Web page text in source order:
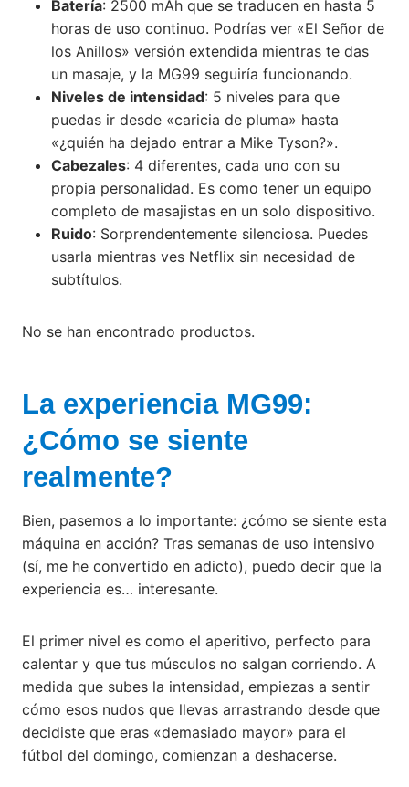
Batería: 2500 mAh que se traducen en hasta 5
horas de uso continuo. Podrías ver «El Señor de
los Anillos» versión extendida mientras te das
un masaje, y la MG99 seguiría funcionando.
Niveles de intensidad: 5 niveles para que
puedas ir desde «caricia de pluma» hasta
«¿quién ha dejado entrar a Mike Tyson?».
Cabezales: 4 diferentes, cada uno con su
propia personalidad. Es como tener un equipo
completo de masajistas en un solo dispositivo.
Ruido: Sorprendentemente silenciosa. Puedes
usarla mientras ves Netflix sin necesidad de
subtítulos.
No se han encontrado productos.
La experiencia MG99:
¿Cómo se siente
realmente?
Bien, pasemos a lo importante: ¿cómo se siente esta
máquina en acción? Tras semanas de uso intensivo
(sí, me he convertido en adicto), puedo decir que la
experiencia es… interesante.
El primer nivel es como el aperitivo, perfecto para
calentar y que tus músculos no salgan corriendo. A
medida que subes la intensidad, empiezas a sentir
cómo esos nudos que llevas arrastrando desde que
decidiste que eras «demasiado mayor» para el
fútbol del domingo, comienzan a deshacerse.